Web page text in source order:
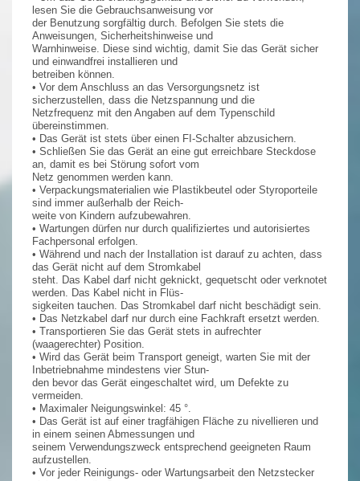
lesen Sie die Gebrauchsanweisung vor
der Benutzung sorgfältig durch. Befolgen Sie stets die
Anweisungen, Sicherheitshinweise und
Warnhinweise. Diese sind wichtig, damit Sie das Gerät sicher
und einwandfrei installieren und
betreiben können.
• Vor dem Anschluss an das Versorgungsnetz ist
sicherzustellen, dass die Netzspannung und die
Netzfrequenz mit den Angaben auf dem Typenschild
übereinstimmen.
• Das Gerät ist stets über einen FI-Schalter abzusichern.
• Schließen Sie das Gerät an eine gut erreichbare Steckdose
an, damit es bei Störung sofort vom
Netz genommen werden kann.
• Verpackungsmaterialien wie Plastikbeutel oder Styroporteile
sind immer außerhalb der Reich-
weite von Kindern aufzubewahren.
• Wartungen dürfen nur durch qualifiziertes und autorisiertes
Fachpersonal erfolgen.
• Während und nach der Installation ist darauf zu achten, dass
das Gerät nicht auf dem Stromkabel
steht. Das Kabel darf nicht geknickt, gequetscht oder verknotet
werden. Das Kabel nicht in Flüs-
sigkeiten tauchen. Das Stromkabel darf nicht beschädigt sein.
• Das Netzkabel darf nur durch eine Fachkraft ersetzt werden.
• Transportieren Sie das Gerät stets in aufrechter
(waagerechter) Position.
• Wird das Gerät beim Transport geneigt, warten Sie mit der
Inbetriebnahme mindestens vier Stun-
den bevor das Gerät eingeschaltet wird, um Defekte zu
vermeiden.
• Maximaler Neigungswinkel: 45 °.
• Das Gerät ist auf einer tragfähigen Fläche zu nivellieren und
in einem seinen Abmessungen und
seinem Verwendungszweck entsprechend geeigneten Raum
aufzustellen.
• Vor jeder Reinigungs- oder Wartungsarbeit den Netzstecker